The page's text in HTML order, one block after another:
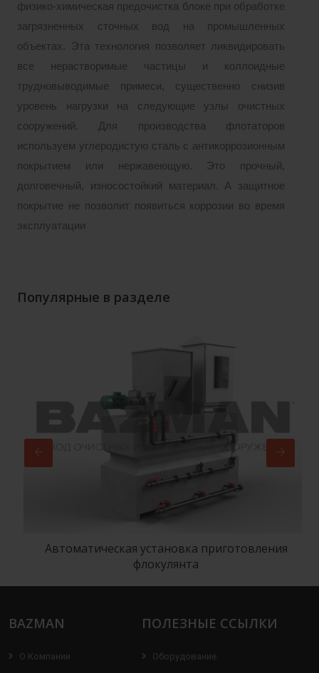
физико-химическая предочистка блоке при обработке
загрязненных сточных вод на промышленных
объектах. Эта технология позволяет ликвидировать
все нерастворимые частицы и коллоидные
трудновыводимые примеси, существенно снизив
уровень нагрузки на следующие узлы очистных
сооружений. Для производства флотаторов
используем углеродистую сталь с антикоррозионным
покрытием или нержавеющую. Это прочный,
долговечный, износостойкий материал. А защитное
покрытие не позволит появиться коррозии во время
эксплуатации
Популярные в разделе
Автоматическая установка приготовления
флокулянта
BAZMAN
О Компании
ПОЛЕЗНЫЕ ССЫЛКИ
Оборудование